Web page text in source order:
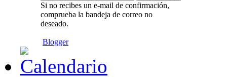
Si no recibes un e-mail de confirmación,
comprueba la bandeja de correo no
deseado.
Blogger